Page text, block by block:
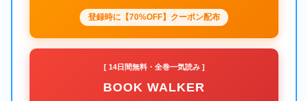
登録時に【70%OFF】クーポン配布
[ 14日間無料・全巻一気読み ]
BOOK WALKER